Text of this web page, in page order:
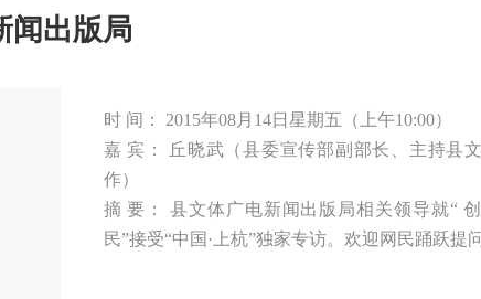
闻出版局
时 间： 2015年08月14日星期五（上午10:00）
嘉 宾： 丘晓武（县委宣传部副部长、主持县
作）
摘 要： 县文体广电新闻出版局相关领导就“
民”接受“中国·上杭”独家专访。欢迎网民踊跃提